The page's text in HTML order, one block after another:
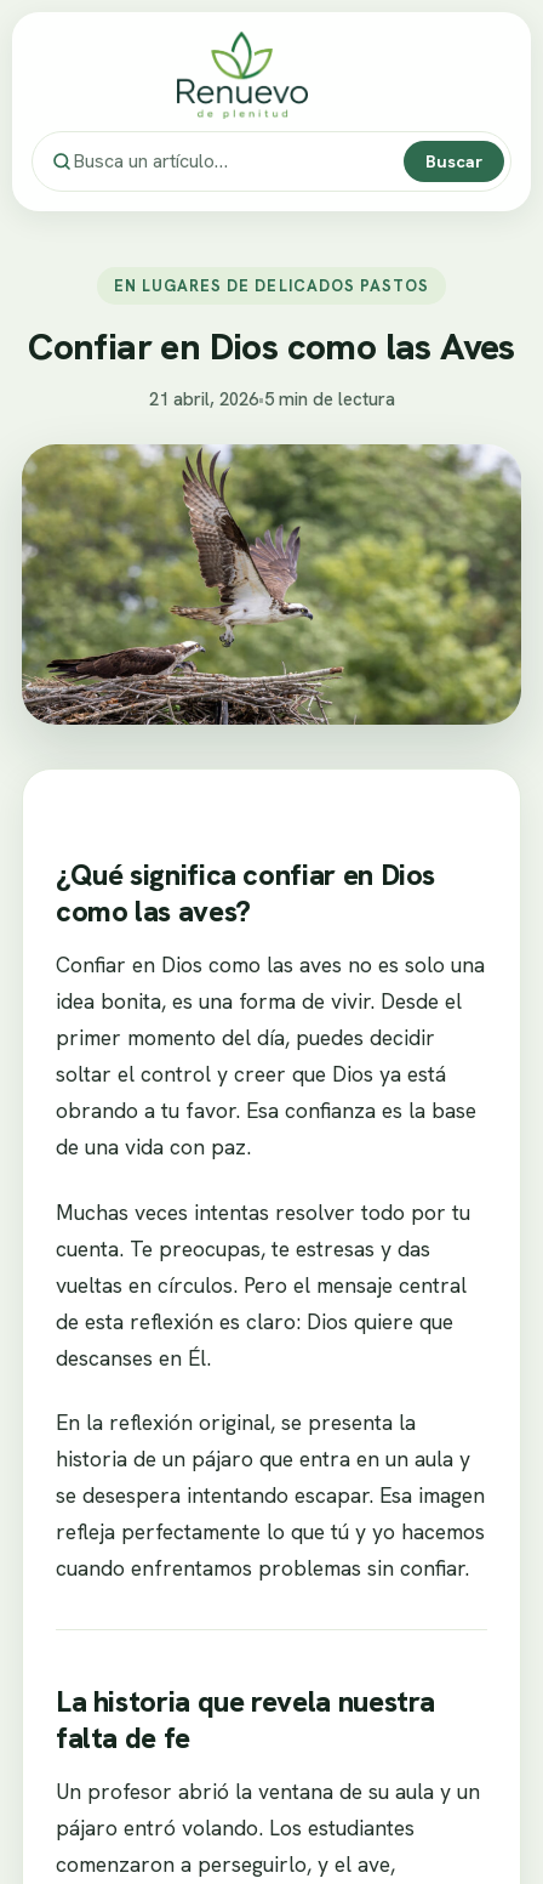
Buscar
EN LUGARES DE DELICADOS PASTOS
Confiar en Dios como las Aves
21 abril, 2026•5 min de lectura
¿Qué significa confiar en Dios
como las aves?
Confiar en Dios como las aves no es solo una
idea bonita, es una forma de vivir. Desde el
primer momento del día, puedes decidir
soltar el control y creer que Dios ya está
obrando a tu favor. Esa confianza es la base
de una vida con paz.
Muchas veces intentas resolver todo por tu
cuenta. Te preocupas, te estresas y das
vueltas en círculos. Pero el mensaje central
de esta reflexión es claro: Dios quiere que
descanses en Él.
En la reflexión original, se presenta la
historia de un pájaro que entra en un aula y
se desespera intentando escapar. Esa imagen
refleja perfectamente lo que tú y yo hacemos
cuando enfrentamos problemas sin confiar.
La historia que revela nuestra
falta de fe
Un profesor abrió la ventana de su aula y un
pájaro entró volando. Los estudiantes
comenzaron a perseguirlo, y el ave,